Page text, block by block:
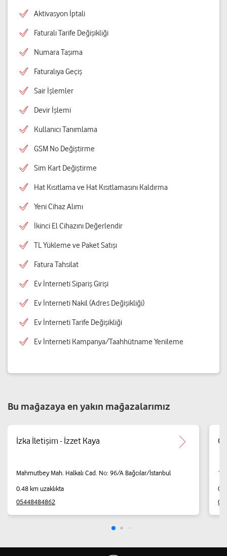
Aktivasyon İptali
Faturalı Tarife Değişikliği
Numara Taşıma
Faturalıya Geçiş
Sair İşlemler
Devir İşlemi
Kullanıcı Tanımlama
GSM No Değiştirme
Sim Kart Değiştirme
Hat Kısıtlama ve Hat Kısıtlamasını Kaldırma
Yeni Cihaz Alımı
İkinci El Cihazını Değerlendir
TL Yükleme ve Paket Satışı
Fatura Tahsilat
Ev İnterneti Sipariş Girişi
Ev İnterneti Nakil (Adres Değişikliği)
Ev İnterneti Tarife Değişikliği
Ev İnterneti Kampanya/Taahhütname Yenileme
Bu mağazaya en yakın mağazalarımız
İzka İletişim - İzzet Kaya
Mahmutbey Mah. Halkalı Cad. No: 96/A Bağcılar/İstanbul
0.48 km uzaklıkta
05448484862
15